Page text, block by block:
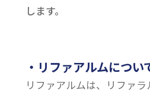
します。
・リファアルムについ
リファアルムは、リファ